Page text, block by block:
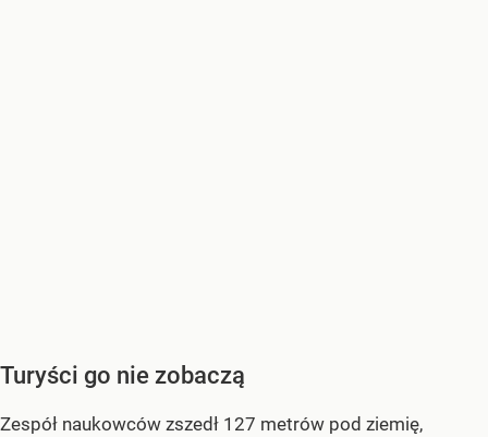
Turyści go nie zobaczą
Zespół naukowców zszedł 127 metrów pod ziemię,